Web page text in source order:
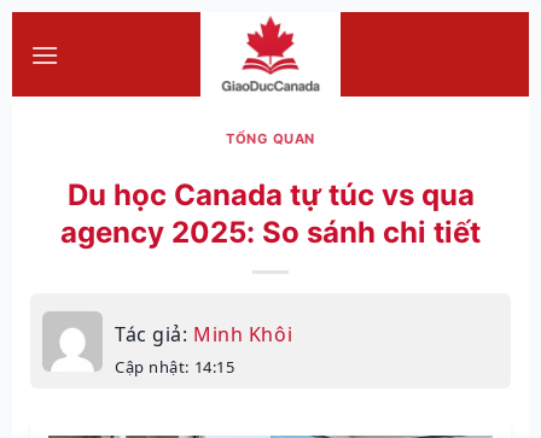
content
TỔNG QUAN
Du học Canada tự túc vs qua
agency 2025: So sánh chi tiết
Tác giả: Minh Khôi
Cập nhật: 14:15